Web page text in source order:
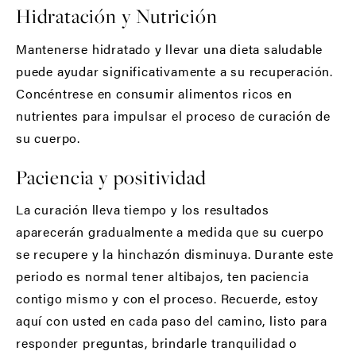
Hidratación y Nutrición
Mantenerse hidratado y llevar una dieta saludable
puede ayudar significativamente a su recuperación.
Concéntrese en consumir alimentos ricos en
nutrientes para impulsar el proceso de curación de
su cuerpo.
Paciencia y positividad
La curación lleva tiempo y los resultados
aparecerán gradualmente a medida que su cuerpo
se recupere y la hinchazón disminuya. Durante este
periodo es normal tener altibajos, ten paciencia
contigo mismo y con el proceso. Recuerde, estoy
aquí con usted en cada paso del camino, listo para
responder preguntas, brindarle tranquilidad o